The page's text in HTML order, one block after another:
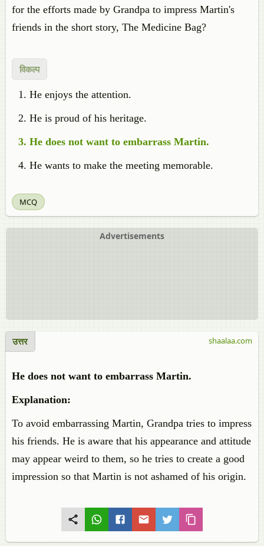
for the efforts made by Grandpa to impress Martin's
friends in the short story, The Medicine Bag?
विकल्प
He enjoys the attention.
He is proud of his heritage.
He does not want to embarrass Martin.
He wants to make the meeting memorable.
MCQ
Advertisements
उत्तर
He does not want to embarrass Martin.
Explanation:
To avoid embarrassing Martin, Grandpa tries to impress
his friends. He is aware that his appearance and attitude
may appear weird to them, so he tries to create a good
impression so that Martin is not ashamed of his origin.
shaalaa.com